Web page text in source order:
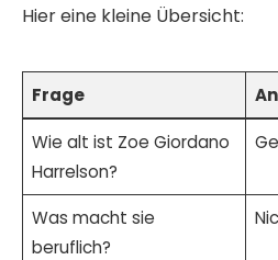
Hier eine kleine Übersicht:
Frage
Wie alt ist Zoe Giordano
Harrelson?
Was macht sie
beruflich?